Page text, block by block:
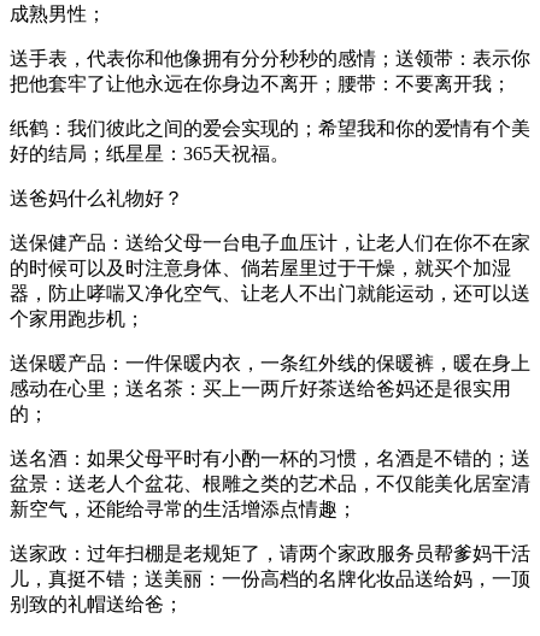
成熟男性；
送手表，代表你和他像拥有分分秒秒的感情；送领带：表示你
把他套牢了让他永远在你身边不离开；腰带：不要离开我；
纸鹤：我们彼此之间的爱会实现的；希望我和你的爱情有个美
好的结局；纸星星：365天祝福。
送爸妈什么礼物好？
送保健产品：送给父母一台电子血压计，让老人们在你不在家
的时候可以及时注意身体、倘若屋里过于干燥，就买个加湿
器，防止哮喘又净化空气、让老人不出门就能运动，还可以送
个家用跑步机；
送保暖产品：一件保暖内衣，一条红外线的保暖裤，暖在身上
感动在心里；送名茶：买上一两斤好茶送给爸妈还是很实用
的；
送名酒：如果父母平时有小酌一杯的习惯，名酒是不错的；送
盆景：送老人个盆花、根雕之类的艺术品，不仅能美化居室清
新空气，还能给寻常的生活增添点情趣；
送家政：过年扫棚是老规矩了，请两个家政服务员帮爹妈干活
儿，真挺不错；送美丽：一份高档的名牌化妆品送给妈，一顶
别致的礼帽送给爸；